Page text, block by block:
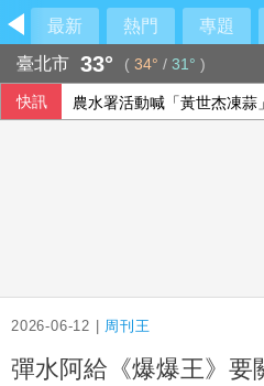
最新 熱門 專題
臺北市 33° ( 34° / 31° )
快訊 農水署活動喊「黃世杰凍
2026-06-12 | 周刊王
彈水阿給《爆爆王》要